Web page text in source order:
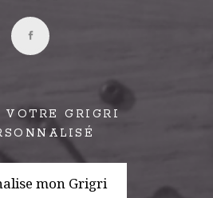
VOTRE GRIGRI
mon Grigri